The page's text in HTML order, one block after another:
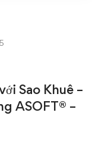
Sao Khuê –
ASOFT® –